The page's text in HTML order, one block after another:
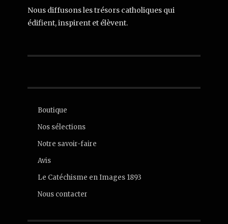
Nous diffusons les trésors catholiques qui
édifient, inspirent et élèvent.
Boutique
Nos sélections
Notre savoir-faire
Avis
Le Catéchisme en Images 1893
Nous contacter